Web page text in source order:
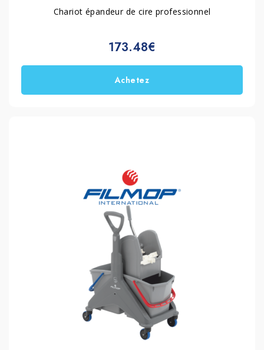
Chariot épandeur de cire professionnel
173.48€
Achetez